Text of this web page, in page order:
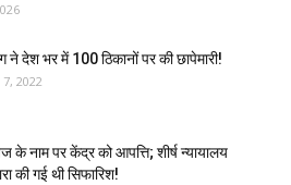
ने देश भर में 100 ठिकानों पर की छापेमारी!
2022
के नाम पर केंद्र को आपत्ति; शीर्ष न्यायालय
की गई थी सिफारिश!